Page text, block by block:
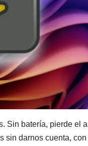
Sin batería, pierde el
sin darnos cuenta,